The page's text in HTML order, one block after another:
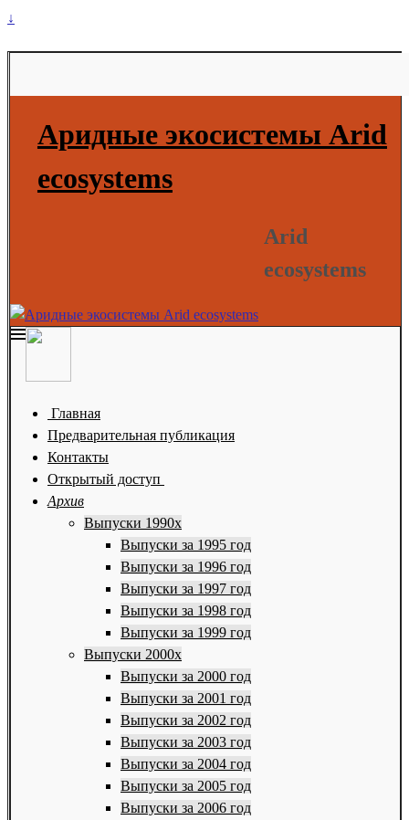
↓
Аридные экосистемы Arid
ecosystems
Arid
ecosystems
Главная
Предварительная публикация
Контакты
Открытый доступ
Архив
Выпуски 1990х
Выпуски за 1995 год
Выпуски за 1996 год
Выпуски за 1997 год
Выпуски за 1998 год
Выпуски за 1999 год
Выпуски 2000х
Выпуски за 2000 год
Выпуски за 2001 год
Выпуски за 2002 год
Выпуски за 2003 год
Выпуски за 2004 год
Выпуски за 2005 год
Выпуски за 2006 год